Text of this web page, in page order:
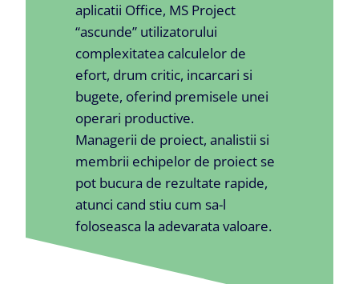
aplicatii Office, MS Project
“ascunde” utilizatorului
complexitatea calculelor de
efort, drum critic, incarcari si
bugete, oferind premisele unei
operari productive.
Managerii de proiect, analistii si
membrii echipelor de proiect se
pot bucura de rezultate rapide,
atunci cand stiu cum sa-l
foloseasca la adevarata valoare.